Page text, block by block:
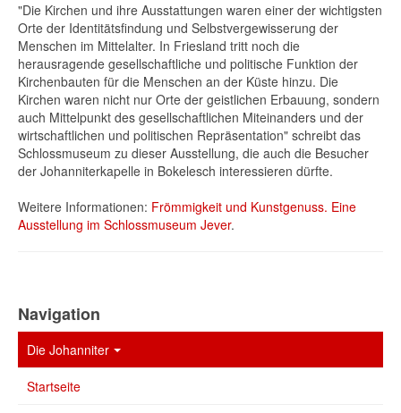
"Die Kirchen und ihre Ausstattungen waren einer der wichtigsten
Orte der Identitätsfindung und Selbstvergewisserung der
Menschen im Mittelalter. In Friesland tritt noch die
herausragende gesellschaftliche und politische Funktion der
Kirchenbauten für die Menschen an der Küste hinzu. Die
Kirchen waren nicht nur Orte der geistlichen Erbauung, sondern
auch Mittelpunkt des gesellschaftlichen Miteinanders und der
wirtschaftlichen und politischen Repräsentation" schreibt das
Schlossmuseum zu dieser Ausstellung, die auch die Besucher
der Johanniterkapelle in Bokelesch interessieren dürfte.
Weitere Informationen: Frömmigkeit und Kunstgenuss. Eine
Ausstellung im Schlossmuseum Jever.
Navigation
Die Johanniter
Startseite